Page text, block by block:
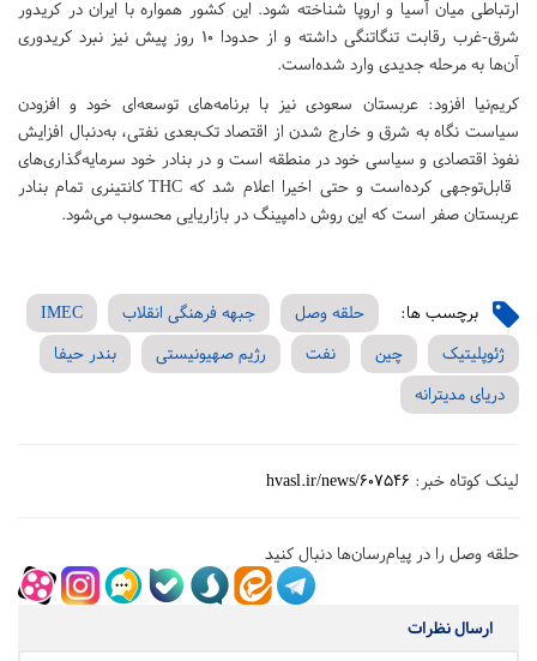
ارتباطی میان آسیا و اروپا شناخته شود. این کشور همواره با ایران در کریدور
شرق-غرب رقابت تنگاتنگی داشته و از حدودا ۱۰ روز پیش نیز نبرد کریدوری
آن‌ها به مرحله جدیدی وارد شده‌است.
کریم‌نیا افزود: عربستان سعودی نیز با برنامه‌های توسعه‌ای خود و افزودن
سیاست نگاه به شرق و خارج شدن از اقتصاد تک‌بعدی نفتی، به‌دنبال افزایش
نفوذ اقتصادی و سیاسی خود در منطقه است و در بنادر خود سرمایه‌گذاری‌های
قابل‌توجهی کرده‌است و حتی اخیرا اعلام شد که THC کانتینری تمام بنادر
عربستان صفر است که این روش دامپینگ در بازاریایی محسوب می‌شود.
برچسب ها: حلقه وصل جبهه فرهنگی انقلاب
IMEC
ژئوپلیتیک
چین نفت رژیم صهیونیستی
بندر حیفا
دریای مدیترانه
لینک کوتاه خبر: hvasl.ir/news/607546
حلقه وصل را در پیام‌رسان‌ها دنبال کنید
ارسال نظرات